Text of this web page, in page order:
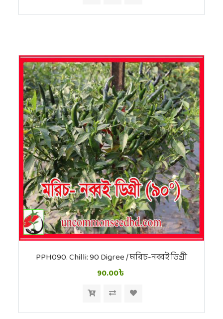
PPH090. Chilli: 90 Digree / মরিচ-নব্বই ডিগ্রী
90.00৳